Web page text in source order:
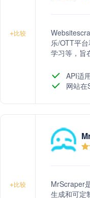
+比较
乐/OTT平
学习等，旨
API适
网站
+比较
MrScraper
生成和可定